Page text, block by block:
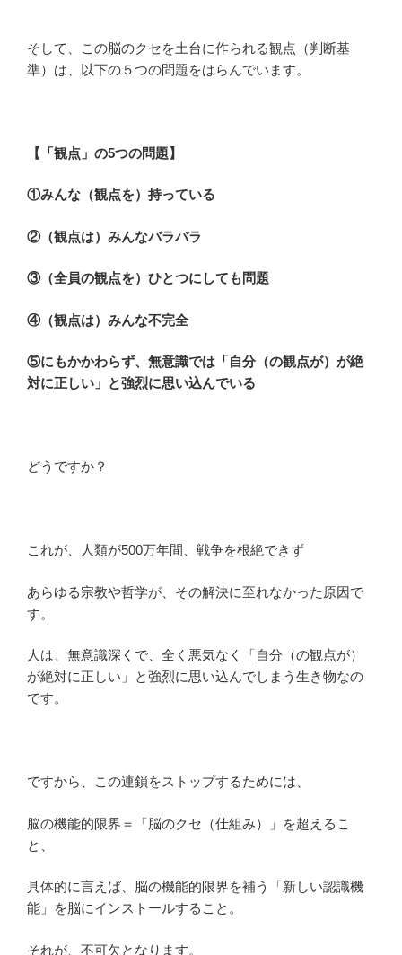
そして、この脳のクセを土台に作られる観点（判断基
準）は、以下の５つの問題をはらんでいます。
【「観点」の5つの問題】
①みんな（観点を）持っている
②（観点は）みんなバラバラ
③（全員の観点を）ひとつにしても問題
④（観点は）みんな不完全
⑤にもかかわらず、無意識では「自分（の観点が）が絶
対に正しい」と強烈に思い込んでいる
どうですか？
これが、人類が500万年間、戦争を根絶できず
あらゆる宗教や哲学が、その解決に至れなかった原因で
す。
人は、無意識深くで、全く悪気なく「自分（の観点が）
が絶対に正しい」と強烈に思い込んでしまう生き物なの
です。
ですから、この連鎖をストップするためには、
脳の機能的限界＝「脳のクセ（仕組み）」を超えるこ
と、
具体的に言えば、脳の機能的限界を補う「新しい認識機
能」を脳にインストールすること。
それが、不可欠となります。